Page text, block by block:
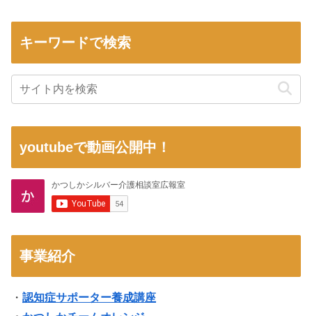
キーワードで検索
youtubeで動画公開中！
事業紹介
・ 認知症サポーター養成講座